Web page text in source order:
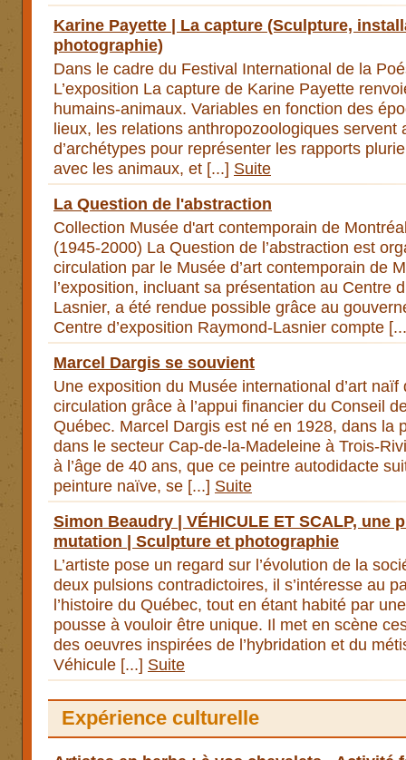
Karine Payette | La capture (Sculpture,
photographie)
Dans le cadre du Festival International de la
L’exposition La capture de Karine Payette
humains-animaux. Variables en fonction des
lieux, les relations anthropozoologiques servent
d’archétypes pour représenter les rapports
avec les animaux, et [...] Suite
La Question de l'abstraction
Collection Musée d'art contemporain de
(1945-2000) La Question de l’abstraction est
circulation par le Musée d’art contemporain de
l’exposition, incluant sa présentation au Centre
Lasnier, a été rendue possible grâce au
Centre d’exposition Raymond-Lasnier compte
Marcel Dargis se souvient
Une exposition du Musée international d’art
circulation grâce à l’appui financier du Conseil
Québec. Marcel Dargis est né en 1928, dans la
dans le secteur Cap-de-la-Madeleine à Trois-
à l’âge de 40 ans, que ce peintre autodidacte
peinture naïve, se [...] Suite
Simon Beaudry | VÉHICULE ET SCALP, une
mutation | Sculpture et photographie
L’artiste pose un regard sur l’évolution de la
deux pulsions contradictoires, il s’intéresse au
l’histoire du Québec, tout en étant habité par
pousse à vouloir être unique. Il met en scène
des oeuvres inspirées de l’hybridation et du
Véhicule [...] Suite
Expérience culturelle